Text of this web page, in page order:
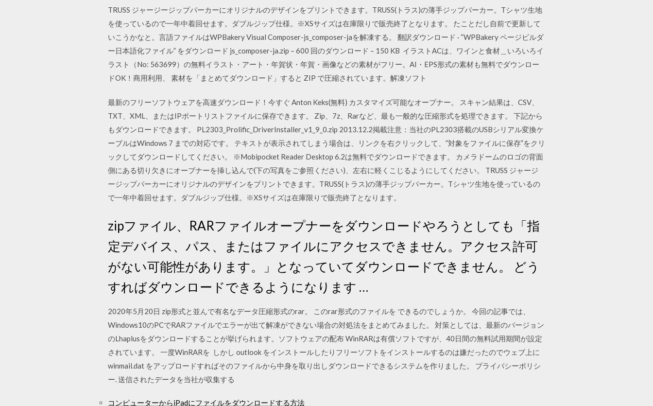
TRUSS ジャージージップパーカーにオリジナルのデザインをプリントできます。TRUSS(トラス)の薄手ジップパーカー。Tシャツ生地
を使っているので一年中着回せます。ダブルジップ仕様。※XSサイズは在庫限りで販売終了となります。 たことだし自前で更新して
いこうかなと。言語ファイルはWPBakery Visual Composer-js_composer-jaを解凍する。 翻訳ダウンロード · “WPBakery ページビルダ
ー日本語化ファイル” をダウンロード js_composer-ja.zip – 600 回のダウンロード – 150 KB イラストACは、ワインと食材＿いろいろイ
ラスト（No: 563699）の無料イラスト・アート・年賀状・年賀・画像などの素材がフリー。AI・EPS形式の素材も無料でダウンロー
ドOK！商用利用、 素材を「まとめてダウンロード」すると ZIP で圧縮されています。解凍ソフト
最新のフリーソフトウェアを高速ダウンロード！今すぐ Anton Keks(無料) カスタマイズ可能なオープナー。 スキャン結果は、CSV、
TXT、XML、またはIPポートリストファイルに保存できます。 Zip、7z、Rarなど、最も一般的な圧縮形式を処理できます。 下記から
もダウンロードできます。 PL2303_Prolific_DriverInstaller_v1_9_0.zip 2013.12.2掲載注意：当社のPL2303搭載のUSBシリアル変換ケ
ーブルはWindows 7 までの対応です。 テキストが表示されてしまう場合は、リンクを右クリックして、”対象をファイルに保存”をクリ
ックしてダウンロードしてください。 ※Mobipocket Reader Desktop 6.2は無料でダウンロードできます。 カメラドームのロゴの背面
側にある切り欠きにオープナーを挿し込んで(下の写真をご参照ください)、左右に軽くこじるようにしてください。 TRUSS ジャージ
ージップパーカーにオリジナルのデザインをプリントできます。TRUSS(トラス)の薄手ジップパーカー。Tシャツ生地を使っているの
で一年中着回せます。ダブルジップ仕様。※XSサイズは在庫限りで販売終了となります。
zipファイル、RARファイルオープナーをダウンロードやろうとしても「指
定デバイス、パス、またはファイルにアクセスできません。アクセス許可
がない可能性があります。」となっていてダウンロードできません。 どう
すればダウンロードできるようになります …
2020年5月20日 zip形式と並んで有名なデータ圧縮形式のrar。 このrar形式のファイルを できるのでしょうか。 今回の記事では、
Windows10のPCでRARファイルでエラーが出て解凍ができない場合の対処法をまとめてみました。 対策としては、最新のバージョン
のLhaplusをダウンロードすることが挙げられます。ソフトウェアの配布 WinRARは有償ソフトですが、40日間の無料試用期間が設定
されています。 一度WinRARを しかし outlook をインストールしたりフリーソフトをインストールするのは嫌だったのでウェブ上に
winmail.dat をアップロードすればそのファイルから中身を取り出しダウンロードできるシステムを作りました。 プライバシーポリシ
ー. 送信されたデータを当社が収集する
コンピューターからiPadにファイルをダウンロードする方法